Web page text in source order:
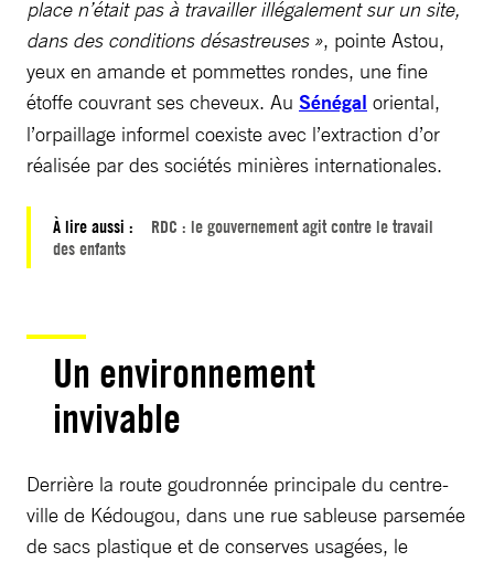
place n’était pas à travailler illégalement sur un site,
dans des conditions désastreuses », pointe Astou,
yeux en amande et pommettes rondes, une fine
étoffe couvrant ses cheveux. Au Sénégal oriental,
l’orpaillage informel coexiste avec l’extraction d’or
réalisée par des ­sociétés minières internationales.
À lire aussi :
RDC : le gouvernement agit contre le travail
des enfants
Un environnement
invivable
Derrière la route goudronnée principale du ­centre-
ville de Kédougou, dans une rue sableuse parsemée
de sacs plastique et de conserves usagées, le